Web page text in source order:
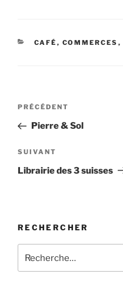
CATÉGORIES
CAFÉ , COMMERCES ,
Navigation
l’article
Article
précédent
PRÉCÉDENT
Pierre & Sol
Article
suivant
SUIVANT
Librairie des 3 suisses
RECHERCHER
pour